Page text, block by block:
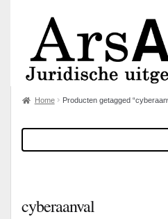
Home Producten getagged
cyberaanval